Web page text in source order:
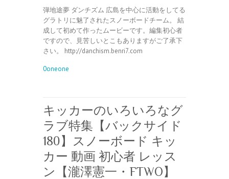
弾地途夢 ダンチズム 広島を中心に活動をしてる
グラトリに魅了されたスノーボードチーム。 結
成して初めて作ったムービーです。編集初心者
ですので、見苦しいとこもありますがご了承下
さい。 http://danchism.benri7.com
0oneone
キッカーのいろいろなグ
ラブ特集【バックサイド
180】スノーボード キッ
カー 動画 初心者 レッス
ン【瀧澤憲一・FTWO】